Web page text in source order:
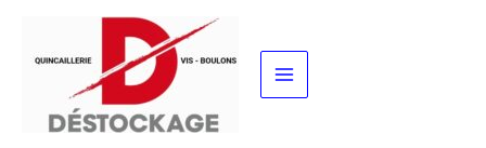
contenu